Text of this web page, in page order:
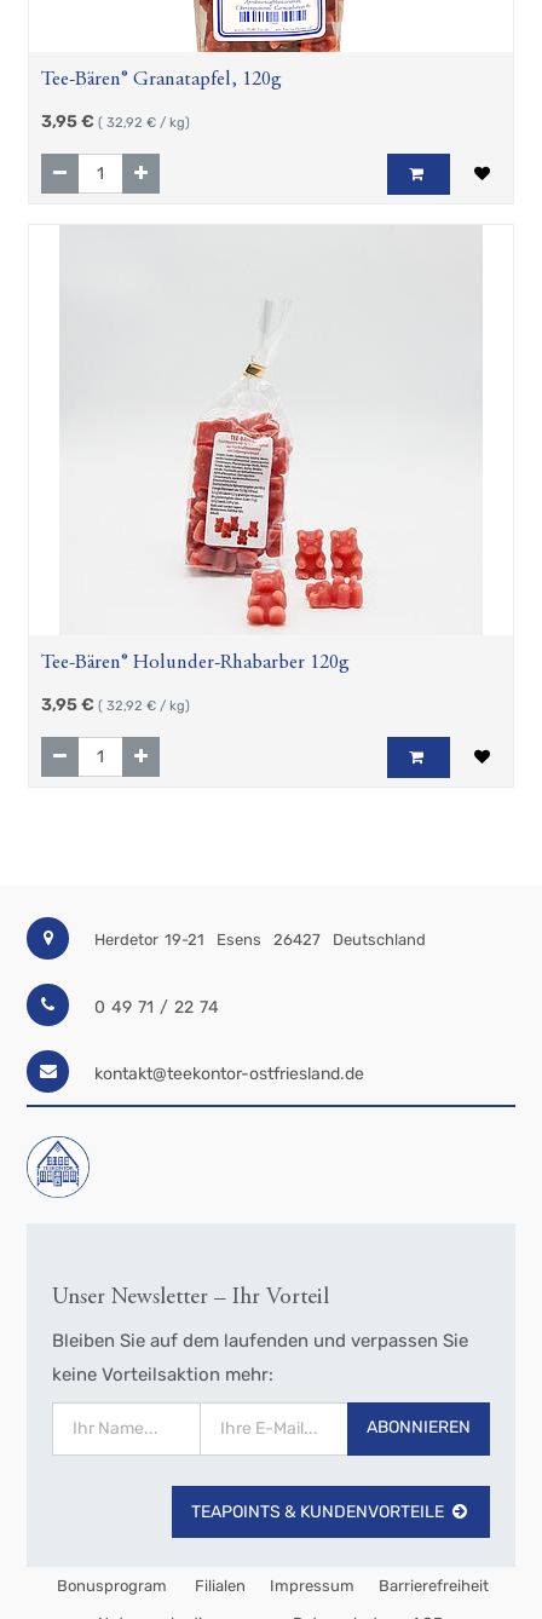
Tee-Bären® Granatapfel, 120g
3,95€ ( 32,92 € / kg)
Tee-Bären® Holunder-Rhabarber 120g
3,95€ ( 32,92 € / kg)
Herdetor 19-21 Esens 26427 Deutschland
0 49 71 / 22 74
kontakt@teekontor-ostfriesland.de
Unser Newsletter – Ihr Vorteil
Bleiben Sie auf dem laufenden und verpassen Sie
keine Vorteilsaktion mehr:
ABONNIEREN
TEAPOINTS & KUNDENVORTEILE
Bonusprogram Filialen Impressum Barrierefreiheit